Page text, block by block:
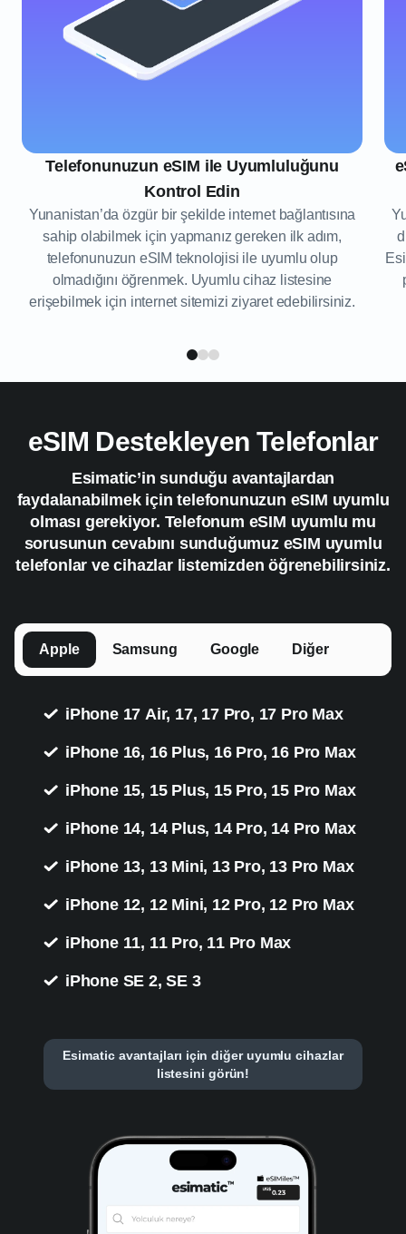
Telefonunuzun eSIM ile Uyumluluğunu
Kontrol Edin
Yunanistan’da özgür bir şekilde internet bağlantısına
sahip olabilmek için yapmanız gereken ilk adım,
telefonunuzun eSIM teknolojisi ile uyumlu olup
olmadığını öğrenmek. Uyumlu cihaz listesine
erişebilmek için internet sitemizi ziyaret edebilirsiniz.
eSIM Destekleyen Telefonlar
Esimatic’in sunduğu avantajlardan
faydalanabilmek için telefonunuzun eSIM uyumlu
olması gerekiyor. Telefonum eSIM uyumlu mu
sorusunun cevabını sunduğumuz eSIM uyumlu
telefonlar ve cihazlar listemizden öğrenebilirsiniz.
Apple Samsung Google Diğer
iPhone 17 Air, 17, 17 Pro, 17 Pro Max
iPhone 16, 16 Plus, 16 Pro, 16 Pro Max
iPhone 15, 15 Plus, 15 Pro, 15 Pro Max
iPhone 14, 14 Plus, 14 Pro, 14 Pro Max
iPhone 13, 13 Mini, 13 Pro, 13 Pro Max
iPhone 12, 12 Mini, 12 Pro, 12 Pro Max
iPhone 11, 11 Pro, 11 Pro Max
iPhone SE 2, SE 3
Esimatic avantajları için diğer uyumlu cihazlar
listesini görün!